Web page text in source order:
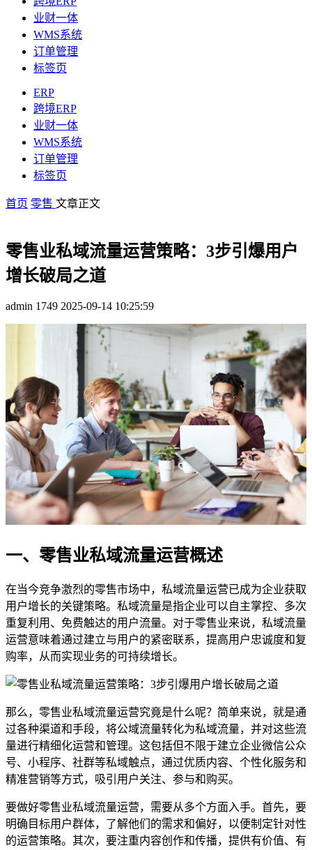
业财一体
WMS系统
订单管理
标签页
ERP
跨境ERP
业财一体
WMS系统
订单管理
标签页
首页 零售 文章正文
零售业私域流量运营策略：3步引爆用户
增长破局之道
admin 1749 2025-09-14 10:25:59
一、零售业私域流量运营概述
在当今竞争激烈的零售市场中，私域流量运营已成为企业获取
用户增长的关键策略。私域流量是指企业可以自主掌控、多次
重复利用、免费触达的用户流量。对于零售业来说，私域流量
运营意味着通过建立与用户的紧密联系，提高用户忠诚度和复
购率，从而实现业务的可持续增长。
那么，零售业私域流量运营究竟是什么呢？简单来说，就是通
过各种渠道和手段，将公域流量转化为私域流量，并对这些流
量进行精细化运营和管理。这包括但不限于建立企业微信公众
号、小程序、社群等私域触点，通过优质内容、个性化服务和
精准营销等方式，吸引用户关注、参与和购买。
要做好零售业私域流量运营，需要从多个方面入手。首先，要
明确目标用户群体，了解他们的需求和偏好，以便制定针对性
的运营策略。其次，要注重内容创作和传播，提供有价值、有